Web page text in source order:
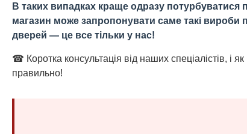
В таких випадках краще одразу потурбуватися
магазин може запропонувати саме такі вироби
дверей — це все тільки у нас!
☎ Коротка консультація від наших спеціалістів, і
правильно!